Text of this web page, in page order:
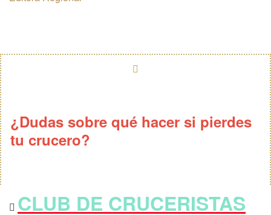
¿Dudas sobre qué hacer si pierdes
tu crucero?
CLUB DE CRUCERISTAS